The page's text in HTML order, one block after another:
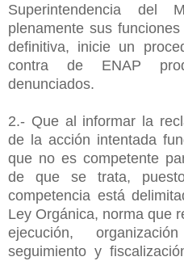
Superintendencia del
plenamente sus
definitiva, inicie un
contra de ENAP
denunciados.
2.- Que al informar la
de la acción intentada
que no es competente
de que se trata,
competencia está
Ley Orgánica, norma que
ejecución,
seguimiento y